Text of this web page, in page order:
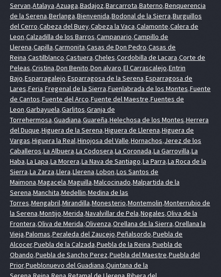
Servan,Atalaya,Azuaga,Badajoz,Barcarrota,Baterno,Benquerencia
de la Serena,Berlanga,Bienvenida,Bodonal de la Sierra,Burguillos
del Cerro,Cabeza del Buey,Cabeza la Vaca,Calamonte,Calera de
Leon,Calzadilla de los Barros,Campanario,Campillo de
Llerena,Capilla,Carmonita,Casas de Don Pedro,Casas de
Reina,Castilblanco,Castuera,Cheles,Cordobilla de Lacara,Corte de
Peleas,Cristina,Don Benito,Don alvaro,El Carrascalejo,Entrin
Bajo,Esparragalejo,Esparragosa de la Serena,Esparragosa de
Lares,Feria,Fregenal de la Sierra,Fuenlabrada de los Montes,Fuente
de Cantos,Fuente del Arco,Fuente del Maestre,Fuentes de
Leon,Garbayuela,Garlitos,Granja de
Torrehermosa,Guadiana,Guareña,Helechosa de los Montes,Herrera
del Duque,Higuera de la Serena,Higuera de Llerena,Higuera de
Vargas,Higuera la Real,Hinojosa del Valle,Hornachos,Jerez de los
Caballeros,La Albuera,La Codosera,La Coronada,La Garrovilla,La
Haba,La Lapa,La Morera,La Nava de Santiago,La Parra,La Roca de la
Sierra,La Zarza,Llera,Llerena,Lobon,Los Santos de
Maimona,Magacela,Maguilla,Malcocinado,Malpartida de la
Serena,Manchita,Medellin,Medina de las
Torres,Mengabril,Mirandilla,Monesterio,Montemolin,Monterrubio de
la Serena,Montijo,Merida,Navalvillar de Pela,Nogales,Oliva de la
Frontera,Oliva de Merida,Olivenza,Orellana de la Sierra,Orellana la
Vieja,Palomas,Peraleda del Zaucejo,Peñalsordo,Puebla de
Alcocer,Puebla de la Calzada,Puebla de la Reina,Puebla de
Obando,Puebla de Sancho Perez,Puebla del Maestre,Puebla del
Prior,Pueblonuevo del Guadiana,Quintana de la